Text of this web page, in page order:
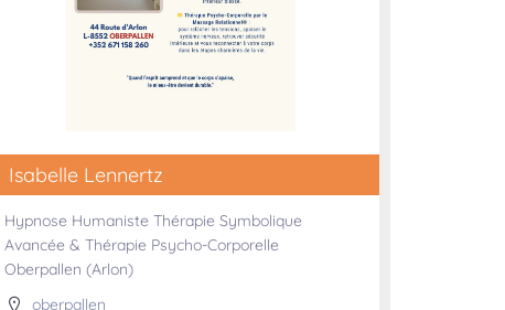
Isabelle Lennertz
Hypnose Humaniste Thérapie Symbolique
Avancée & Thérapie Psycho-Corporelle
Oberpallen (Arlon)
oberpallen